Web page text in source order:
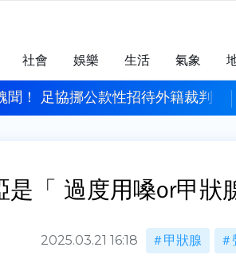
社會 娛樂 生活 氣象
聞！ 足協挪公款性招待外籍裁判
是「 過度用嗓or甲狀
2025.03.21 16:18 甲狀腺